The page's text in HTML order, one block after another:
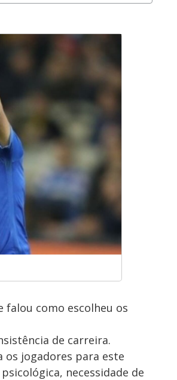
falou como escolheu os
de carreira.
os jogadores para este
necessidade de